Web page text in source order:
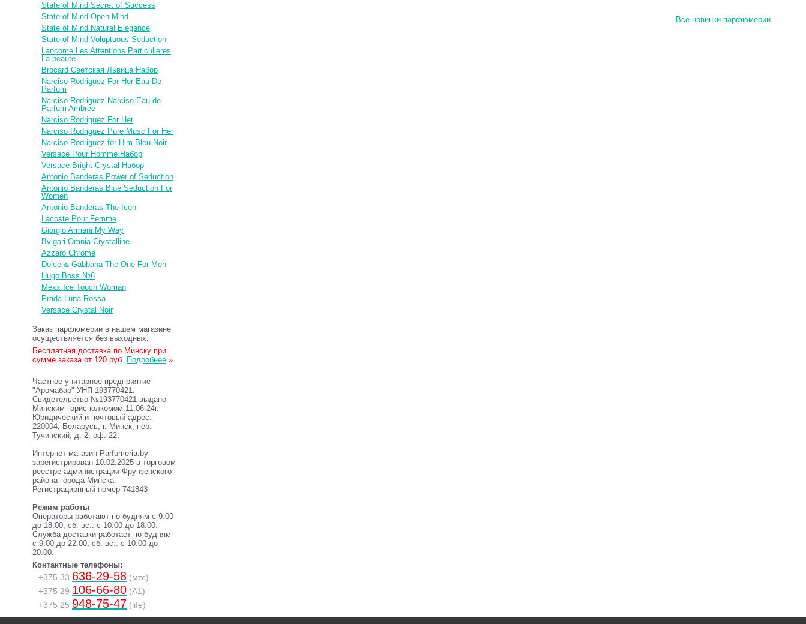
Все новинки парфюмерии
State of Mind Secret of Success
State of Mind Open Mind
State of Mind Natural Elegance
State of Mind Voluptuous Seduction
Lancome Les Attentions Particulieres
La beaute
Brocard Светская Львица Набор
Narciso Rodriguez For Her Eau De
Parfum
Narciso Rodriguez Narciso Eau de
Parfum Ambree
Narciso Rodriguez For Her
Narciso Rodriguez Pure Musc For Her
Narciso Rodriguez for Him Bleu Noir
Versace Pour Homme Набор
Versace Bright Crystal Набор
Antonio Banderas Power of Seduction
Antonio Banderas Blue Seduction For
Women
Antonio Banderas The Icon
Lacoste Pour Femme
Giorgio Armani My Way
Bvlgari Omnia Crystalline
Azzaro Chrome
Dolce & Gabbana The One For Men
Hugo Boss №6
Mexx Ice Touch Woman
Prada Luna Rossa
Versace Crystal Noir
Заказ парфюмерии в нашем магазине
осуществляется без выходных.
Бесплатная доставка по Минску при
сумме заказа от 120 руб. Подробнее »
Частное унитарное предприятие
"Аромабар" УНП 193770421.
Свидетельство №193770421 выдано
Минским горисполкомом 11.06.24г.
Юридический и почтовый адрес:
220004, Беларусь, г. Минск, пер.
Тучинский, д. 2, оф. 22.
Интернет-магазин Parfumeria.by
зарегистрирован 10.02.2025 в торговом
реестре администрации Фрунзенского
района города Минска.
Регистрационный номер 741843
Режим работы
Операторы работают по будням с 9:00
до 18:00, сб.-вс.: с 10:00 до 18:00.
Служба доставки работает по будням
с 9:00 до 22:00, сб.-вс.: с 10:00 до
20:00.
Контактные телефоны:
+375 33 636-29-58 (мтс)
+375 29 106-66-80 (A1)
+375 25 948-75-47 (life)